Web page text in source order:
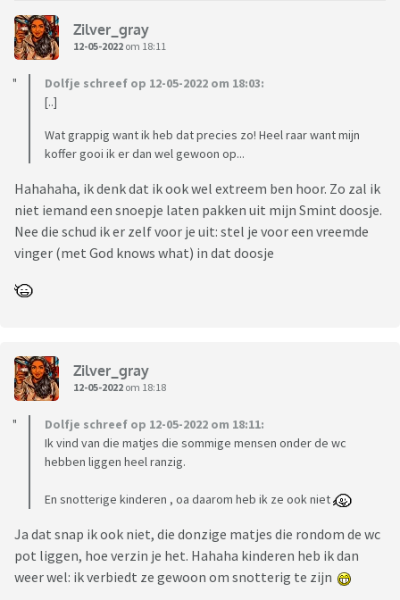
Zilver_gray
12-05-2022 om 18:11
Dolfje schreef op 12-05-2022 om 18:03:
[..]
Wat grappig want ik heb dat precies zo! Heel raar want mijn
koffer gooi ik er dan wel gewoon op...
Hahahaha, ik denk dat ik ook wel extreem ben hoor. Zo zal ik
niet iemand een snoepje laten pakken uit mijn Smint doosje.
Nee die schud ik er zelf voor je uit: stel je voor een vreemde
vinger (met God knows what) in dat doosje
Zilver_gray
12-05-2022 om 18:18
Dolfje schreef op 12-05-2022 om 18:11:
Ik vind van die matjes die sommige mensen onder de wc
hebben liggen heel ranzig.
En snotterige kinderen , oa daarom heb ik ze ook niet
Ja dat snap ik ook niet, die donzige matjes die rondom de wc
pot liggen, hoe verzin je het. Hahaha kinderen heb ik dan
weer wel: ik verbiedt ze gewoon om snotterig te zijn